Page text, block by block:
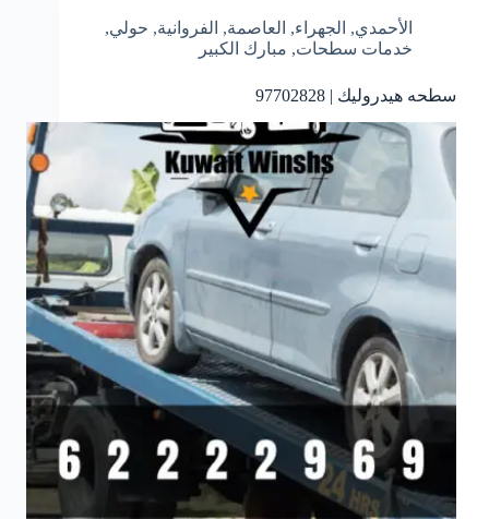
الأحمدي, الجهراء, العاصمة, الفروانية, حولي,
خدمات سطحات, مبارك الكبير
سطحه هيدروليك | 97702828